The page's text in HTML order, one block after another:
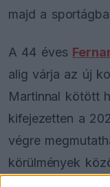
majd a
A 44 éves
alig várja az új
Martinnal kötött
kifejezetten a
végre
körülmények